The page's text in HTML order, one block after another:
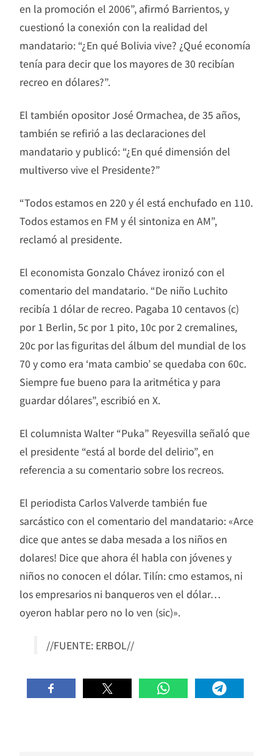
en la promoción el 2006”, afirmó Barrientos, y
cuestionó la conexión con la realidad del
mandatario: “¿En qué Bolivia vive? ¿Qué economía
tenía para decir que los mayores de 30 recibían
recreo en dólares?”.
El también opositor José Ormachea, de 35 años,
también se refirió a las declaraciones del
mandatario y publicó: “¿En qué dimensión del
multiverso vive el Presidente?”
“Todos estamos en 220 y él está enchufado en 110.
Todos estamos en FM y él sintoniza en AM”,
reclamó al presidente.
El economista Gonzalo Chávez ironizó con el
comentario del mandatario. “De niño Luchito
recibía 1 dólar de recreo. Pagaba 10 centavos (c)
por 1 Berlin, 5c por 1 pito, 10c por 2 cremalines,
20c por las figuritas del álbum del mundial de los
70 y como era ‘mata cambio’ se quedaba con 60c.
Siempre fue bueno para la aritmética y para
guardar dólares”, escribió en X.
El columnista Walter “Puka” Reyesvilla señaló que
el presidente “está al borde del delirio”, en
referencia a su comentario sobre los recreos.
El periodista Carlos Valverde también fue
sarcástico con el comentario del mandatario: «Arce
dice que antes se daba mesada a los niños en
dolares! Dice que ahora él habla con jóvenes y
niños no conocen el dólar. Tilín: cmo estamos, ni
los empresarios ni banqueros ven el dólar…
oyeron hablar pero no lo ven (sic)».
//FUENTE: ERBOL//